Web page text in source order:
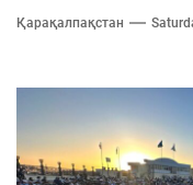
Қарақалпақстан